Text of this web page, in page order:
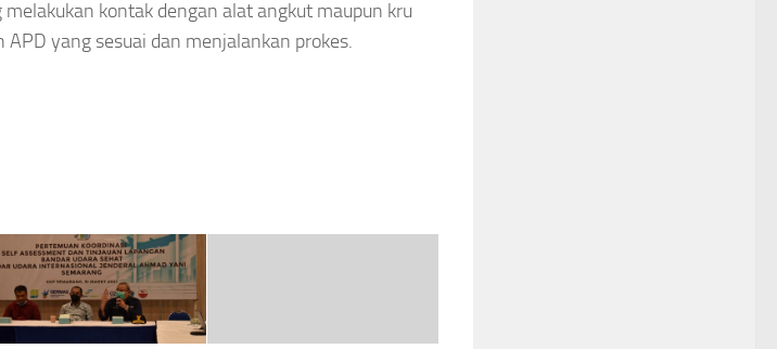
kontak dengan alat angkut maupun kru
yang sesuai dan menjalankan prokes.